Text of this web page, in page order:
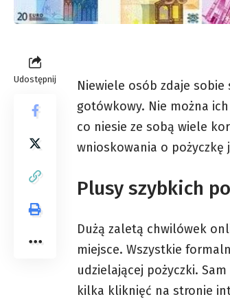
Udostępnij
Niewiele osób zdaje
gotówkowy. Nie można
co niesie ze sobą wiele
wnioskowania o pożyczkę
Plusy szybkich
Dużą zaletą chwilówek
miejsce. Wszystkie
udzielającej pożyczki.
kilka kliknięć na stronie